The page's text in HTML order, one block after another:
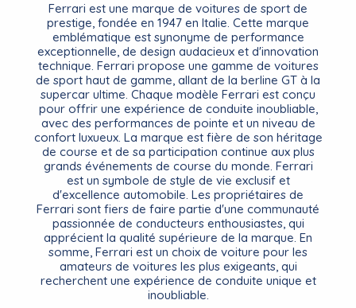
Ferrari est une marque de voitures de sport de
prestige, fondée en 1947 en Italie. Cette marque
emblématique est synonyme de performance
exceptionnelle, de design audacieux et d'innovation
technique. Ferrari propose une gamme de voitures
de sport haut de gamme, allant de la berline GT à la
supercar ultime. Chaque modèle Ferrari est conçu
pour offrir une expérience de conduite inoubliable,
avec des performances de pointe et un niveau de
confort luxueux. La marque est fière de son héritage
de course et de sa participation continue aux plus
grands événements de course du monde. Ferrari
est un symbole de style de vie exclusif et
d'excellence automobile. Les propriétaires de
Ferrari sont fiers de faire partie d'une communauté
passionnée de conducteurs enthousiastes, qui
apprécient la qualité supérieure de la marque. En
somme, Ferrari est un choix de voiture pour les
amateurs de voitures les plus exigeants, qui
recherchent une expérience de conduite unique et
inoubliable.